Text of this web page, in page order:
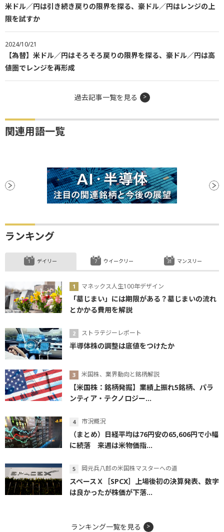
米ドル／円は引き続き戻りの限界を探る、豪ドル／円はレンジの上
限を試すか
2024/10/21
【為替】米ドル／円はそろそろ戻りの限界を探る、豪ドル／円は高
値圏でレンジを再形成
過去記事一覧を見る
関連用語一覧
ランキング
デイリー
マネックス人生100年デザイン
「墓じまい」には期限がある？墓じまいの流れ
とかかる費用を解説
ストラテジーレポート
半導体株の調整は底値をつけたか
米国株、業界動向と銘柄解説
【米国株：銘柄発掘】業績上振れ5銘柄、パラ
ンティア・テクノロジー...
市況概況
（まとめ）日経平均は76円安の65,606円で小幅
に続落 来週は米物価指...
岡元兵八郎の米国株マスターへの道
スペースＸ［SPCX］上場後初の決算発表、数字
は良かったが株価が下落...
ウイークリー マンスリー
ランキング一覧を見る